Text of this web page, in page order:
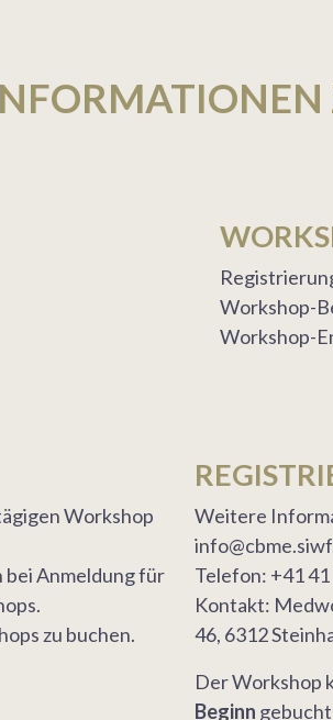
Workshop-
Workshop-
Workshop
bei Anmeldung für
zu buchen.
Weitere
Telefon: +41
Kontakt:
46, 6312
Der Workshop
Beginn